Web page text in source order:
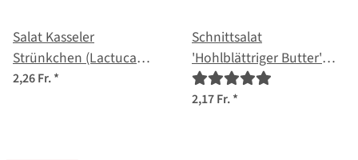
Salat Kasseler
Strünkchen (Lactuca
sativa) Samen
2,26 Fr.*
Schnittsalat
'Hohlblättriger Butter'
(Lactuca sativa) Samen
2,17 Fr.*